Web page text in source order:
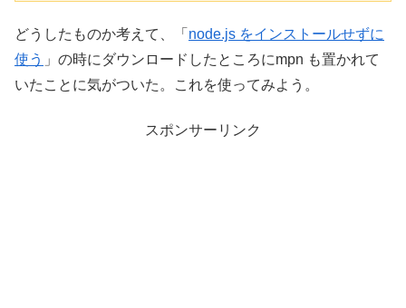
どうしたものか考えて、「 node.js をインストールせずに
使う 」の時にダウンロードしたところにmpn も置かれて
いたことに気がついた。これを使ってみよう。
スポンサーリンク